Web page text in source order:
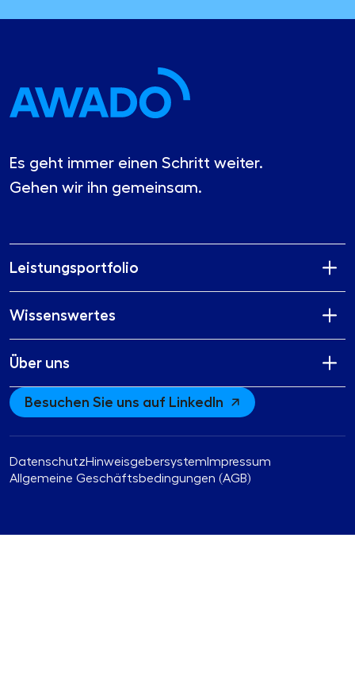
Es geht immer einen Schritt weiter.
Gehen wir ihn gemeinsam.
Leistungsportfolio
Wissenswertes
Über uns
Besuchen Sie uns auf LinkedIn
DatenschutzHinweisgebersystem Impressum
Allgemeine Geschäftsbedingungen (AGB)